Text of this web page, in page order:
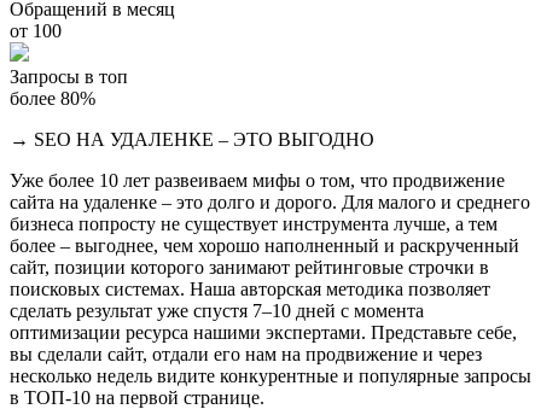
Обращений в месяц
от 100
Запросы в топ
более 80%
→ SEO НА УДАЛЕНКЕ – ЭТО ВЫГОДНО
Уже более 10 лет развеиваем мифы о том, что продвижение
сайта на удаленке – это долго и дорого. Для малого и среднего
бизнеса попросту не существует инструмента лучше, а тем
более – выгоднее, чем хорошо наполненный и раскрученный
сайт, позиции которого занимают рейтинговые строчки в
поисковых системах. Наша авторская методика позволяет
сделать результат уже спустя 7–10 дней с момента
оптимизации ресурса нашими экспертами. Представьте себе,
вы сделали сайт, отдали его нам на продвижение и через
несколько недель видите конкурентные и популярные запросы
в ТОП-10 на первой странице.